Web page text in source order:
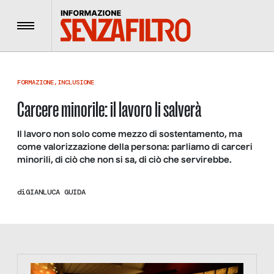
Menu
FORMAZIONE, INCLUSIONE
Carcere minorile: il lavoro li salverà
Il lavoro non solo come mezzo di sostentamento, ma
come valorizzazione della persona: parliamo di carceri
minorili, di ciò che non si sa, di ciò che servirebbe.
diGIANLUCA GUIDA
https://tinyurl.com/363fvfm9